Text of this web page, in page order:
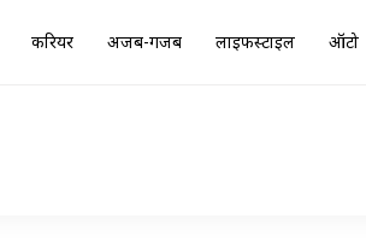
करियर अजब-गजब लाइफस्टाइल ऑटो